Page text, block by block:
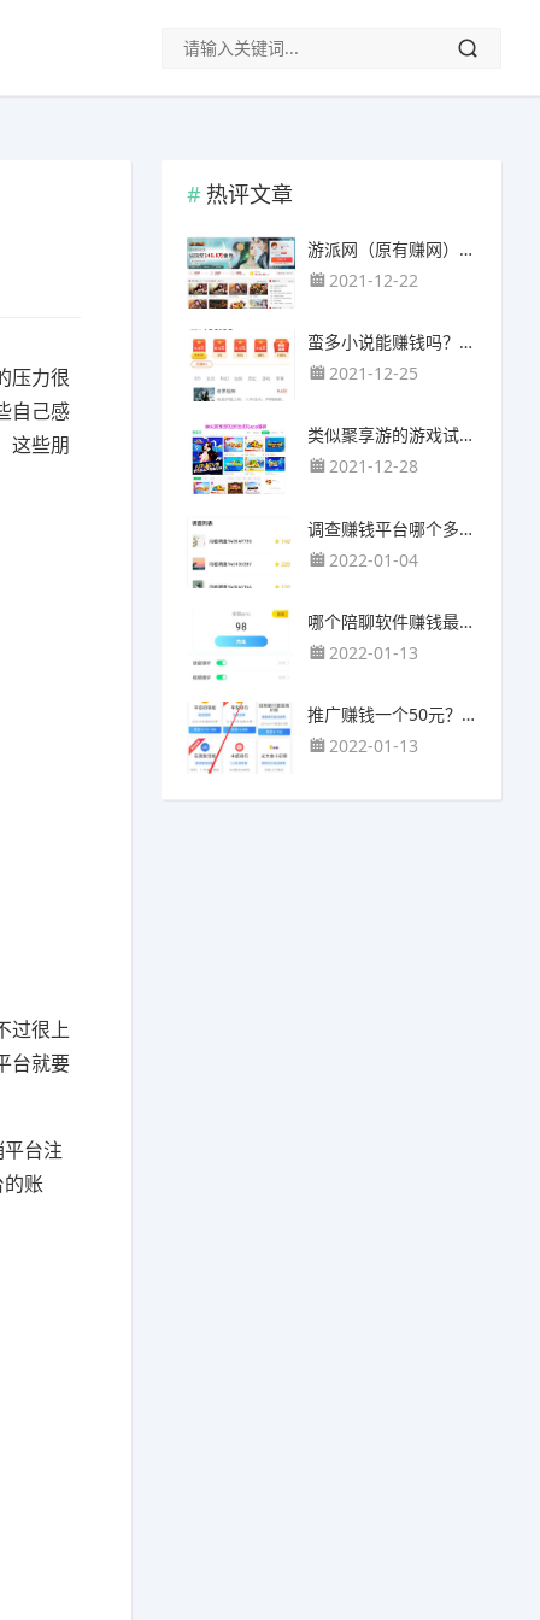
压力很
自己感
这些朋
过很上
台就要
台注
账
热评文章
游派网（原有赚网），主要以试玩游戏赚钱为主
2021-12-22
蛮多小说能赚钱吗？送的100元能提现靠谱吗？
2021-12-25
类似聚享游的游戏试玩app（平台）推荐
2021-12-28
调查赚钱平台哪个多？哪个调查网站正规靠谱？
2022-01-04
哪个陪聊软件赚钱最快？目前陪人聊天可以挣钱的app推荐
2022-01-13
推广赚钱一个50元？我这个一个最高可以赚500元
2022-01-13